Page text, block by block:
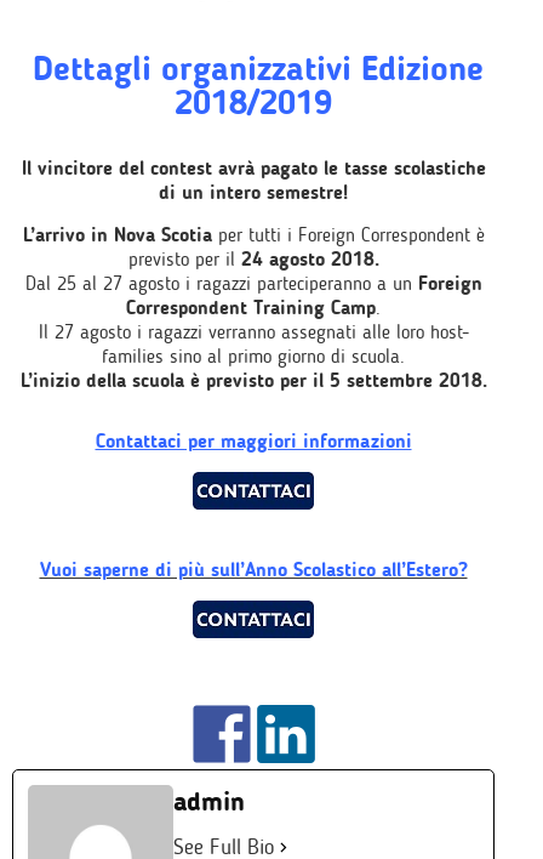
Dettagli organizzativi Edizione
2018/2019
Il vincitore del contest avrà pagato le tasse scolastiche
di un intero semestre!
L’arrivo in Nova Scotiaper tutti i Foreign Correspondent è
previsto per il 24 agosto 2018.
Dal 25 al 27 agosto i ragazzi parteciperanno a un Foreign
Correspondent Training Camp.
Il 27 agosto i ragazzi verranno assegnati alle loro host-
families sino al primo giorno di scuola.
L’inizio della scuola è previsto per il 5 settembre 2018.
Contattaci per maggiori informazioni
Vuoi saperne di più sull’Anno Scolastico all’Estero?
admin
See Full Bio